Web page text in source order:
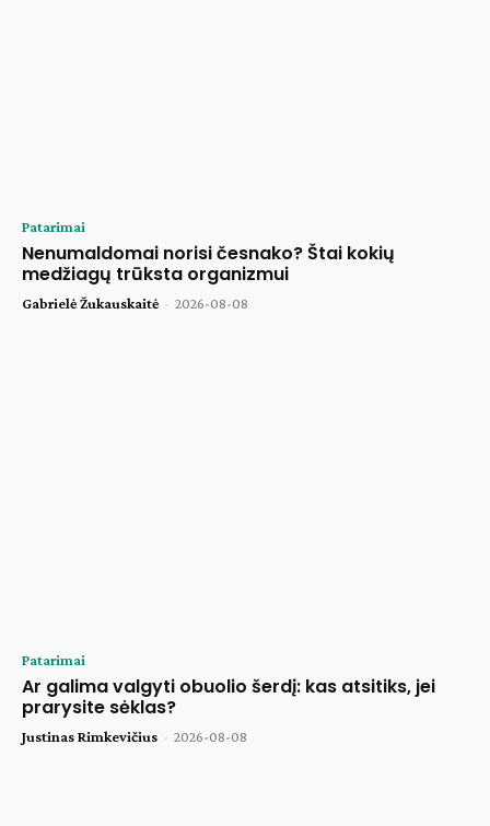
Patarimai
Nenumaldomai norisi česnako? Štai kokių
medžiagų trūksta organizmui
Gabrielė Žukauskaitė - 2026-08-08
Patarimai
Ar galima valgyti obuolio šerdį: kas atsitiks, jei
prarysite sėklas?
Justinas Rimkevičius - 2026-08-08